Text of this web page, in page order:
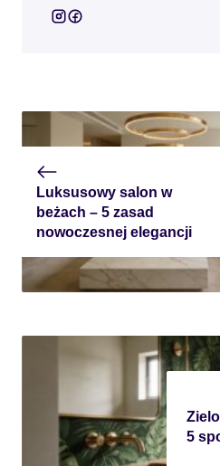
Luksusowy salon w
beżach – 5 zasad
nowoczesnej elegancji
5